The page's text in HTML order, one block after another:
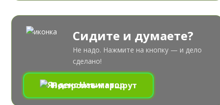
Сидите и думаете?
Не надо. Нажмите на кнопку — и дело
сделано!
Построить маршрут